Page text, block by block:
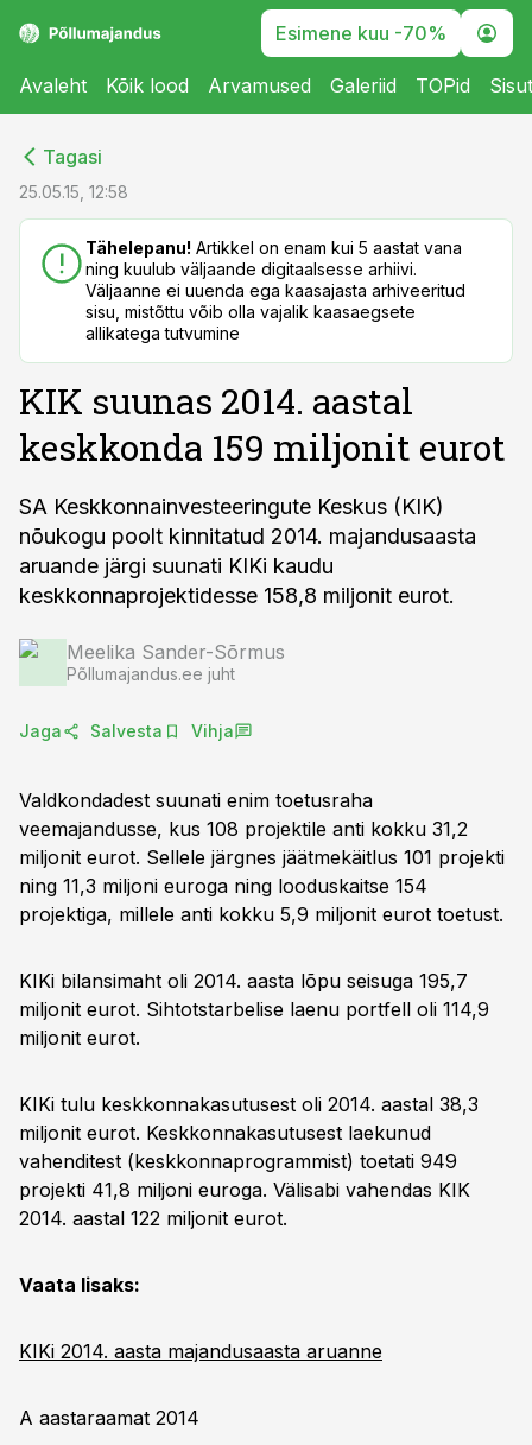
Esimene kuu -70%
Avaleht Kõik lood Arvamused Galeriid TOPid
Tagasi
25.05.15, 12:58
Tähelepanu! Artikkel on enam kui 5 aastat vana
ning kuulub väljaande digitaalsesse arhiivi.
Väljaanne ei uuenda ega kaasajasta arhiveeritud
sisu, mistõttu võib olla vajalik kaasaegsete
allikatega tutvumine
KIK suunas 2014. aastal
keskkonda 159 miljonit eurot
SA Keskkonnainvesteeringute Keskus (KIK)
nõukogu poolt kinnitatud 2014. majandusaasta
aruande järgi suunati KIKi kaudu
keskkonnaprojektidesse 158,8 miljonit eurot.
Meelika Sander-Sõrmus
Põllumajandus.ee juht
Jaga Salvesta Vihja
Valdkondadest suunati enim toetusraha
veemajandusse, kus 108 projektile anti kokku 31,2
miljonit eurot. Sellele järgnes jäätmekäitlus 101 projekti
ning 11,3 miljoni euroga ning looduskaitse 154
projektiga, millele anti kokku 5,9 miljonit eurot toetust.
KIKi bilansimaht oli 2014. aasta lõpu seisuga 195,7
miljonit eurot. Sihtotstarbelise laenu portfell oli 114,9
miljonit eurot.
KIKi tulu keskkonnakasutusest oli 2014. aastal 38,3
miljonit eurot. Keskkonnakasutusest laekunud
vahenditest (keskkonnaprogrammist) toetati 949
projekti 41,8 miljoni euroga. Välisabi vahendas KIK
2014. aastal 122 miljonit eurot.
Vaata lisaks:
KIKi 2014. aasta majandusaasta aruanne
A aastaraamat 2014